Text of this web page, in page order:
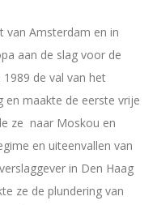
van Amsterdam en in
aan de slag voor de
de val van het
en maakte de eerste vrije
ze naar Moskou en
en uiteenvallen van
in Den Haag
ze de plundering van